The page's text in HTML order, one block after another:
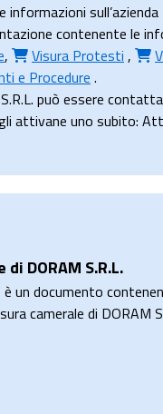
sull’azienda
contenente le
, Visura Protesti ,
e Procedure .
può essere
attivane uno subito:
DORAM S.R.L.
è un documento
camerale di DORAM